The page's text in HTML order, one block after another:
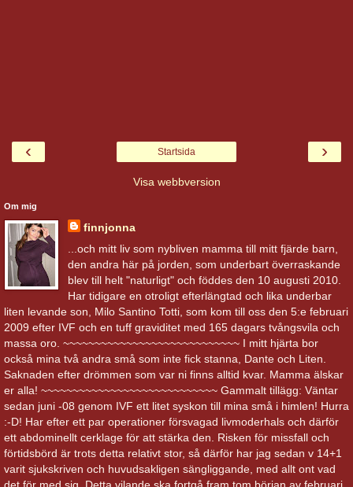
‹ ›
Startsida
Visa webbversion
Om mig
finnjonna
...och mitt liv som nybliven mamma till mitt fjärde barn,
den andra här på jorden, som underbart överraskande
blev till helt "naturligt" och föddes den 10 augusti 2010.
Har tidigare en otroligt efterlängtad och lika underbar
liten levande son, Milo Santino Totti, som kom till oss den 5:e februari
2009 efter IVF och en tuff graviditet med 165 dagars tvångsvila och
massa oro. ~~~~~~~~~~~~~~~~~~~~~~~~~~~~ I mitt hjärta bor
också mina två andra små som inte fick stanna, Dante och Liten.
Saknaden efter drömmen som var ni finns alltid kvar. Mamma älskar
er alla! ~~~~~~~~~~~~~~~~~~~~~~~~~~~~ Gammalt tillägg: Väntar
sedan juni -08 genom IVF ett litet syskon till mina små i himlen! Hurra
:-D! Har efter ett par operationer försvagad livmoderhals och därför
ett abdominellt cerklage för att stärka den. Risken för missfall och
förtidsbörd är trots detta relativt stor, så därför har jag sedan v 14+1
varit sjukskriven och huvudsakligen sängliggande, med allt ont vad